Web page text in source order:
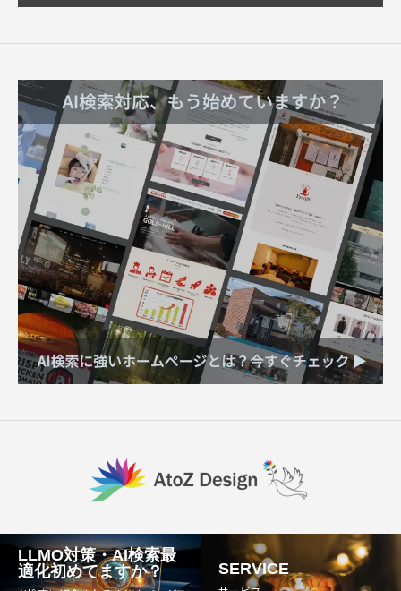
LLMO対策・AI検索最
適化初めてますか？
SERVICE